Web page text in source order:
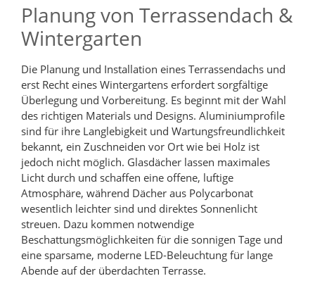
Planung von Terrassendach &
Wintergarten
Die Planung und Installation eines Terrassendachs und
erst Recht eines Wintergartens erfordert sorgfältige
Überlegung und Vorbereitung. Es beginnt mit der Wahl
des richtigen Materials und Designs. Aluminiumprofile
sind für ihre Langlebigkeit und Wartungsfreundlichkeit
bekannt, ein Zuschneiden vor Ort wie bei Holz ist
jedoch nicht möglich. Glasdächer lassen maximales
Licht durch und schaffen eine offene, luftige
Atmosphäre, während Dächer aus Polycarbonat
wesentlich leichter sind und direktes Sonnenlicht
streuen. Dazu kommen notwendige
Beschattungsmöglichkeiten für die sonnigen Tage und
eine sparsame, moderne LED-Beleuchtung für lange
Abende auf der überdachten Terrasse.